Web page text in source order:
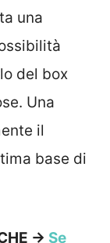
una
del box
Una
il
base di
→ Se